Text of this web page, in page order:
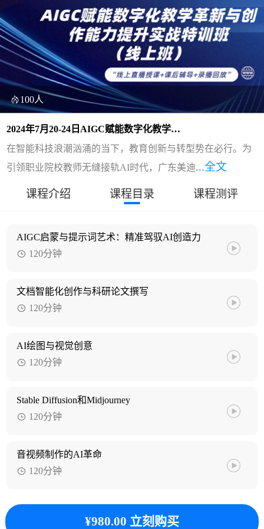
100人
2024年7月20-24日AIGC赋能数字化教学革
新与创作能力提升实战特训班（线上班）
在智能科技浪潮汹涌的当下，教育创新与转型势在必行。为
引领职业院校教师无缝接轨AI时代，广东美迪...全文
课程介绍 课程目录 课程测评
AIGC启蒙与提示词艺术：精准驾驭AI创造力
120分钟
文档智能化创作与科研论文撰写
120分钟
AI绘图与视觉创意
120分钟
Stable Diffusion和Midjourney
120分钟
音视频制作的AI革命
120分钟
¥980.00 立刻购买